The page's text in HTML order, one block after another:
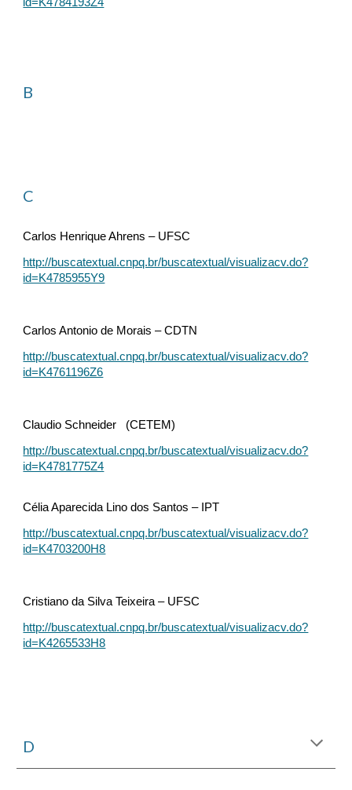
id=K4784193Z4
B
C
Carlos Henrique Ahrens – UFSC
http://buscatextual.cnpq.br/buscatextual/visualizacv.do?
id=K4785955Y9
Carlos Antonio de Morais – CDTN
http://buscatextual.cnpq.br/buscatextual/visualizacv.do?
id=K4761196Z6
Claudio Schneider (CETEM)
http://buscatextual.cnpq.br/buscatextual/visualizacv.do?
id=K4781775Z4
Célia Aparecida Lino dos Santos – IPT
http://buscatextual.cnpq.br/buscatextual/visualizacv.do?
id=K4703200H8
Cristiano da Silva Teixeira – UFSC
http://buscatextual.cnpq.br/buscatextual/visualizacv.do?
id=K4265533H8
D